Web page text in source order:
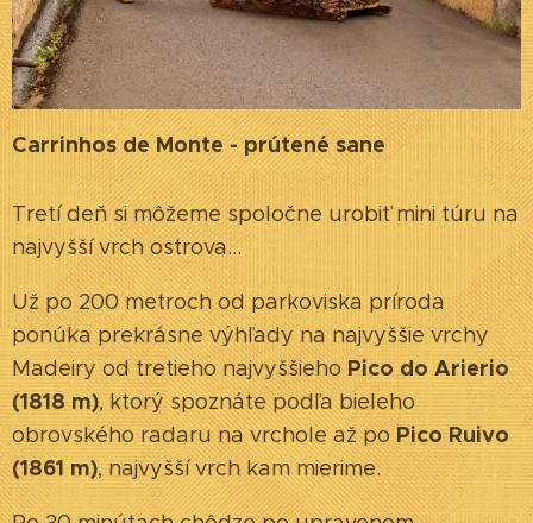
Carrinhos de Monte - prútené sane
Tretí deň si môžeme spoločne urobiť mini túru na
najvyšší vrch ostrova...
Už po 200 metroch od parkoviska príroda
ponúka prekrásne výhľady na najvyššie vrchy
Madeiry od tretieho najvyššieho Pico do Arierio
(1818 m), ktorý spoznáte podľa bieleho
obrovského radaru na vrchole až poPico Ruivo
(1861 m), najvyšší vrch kam mierime.